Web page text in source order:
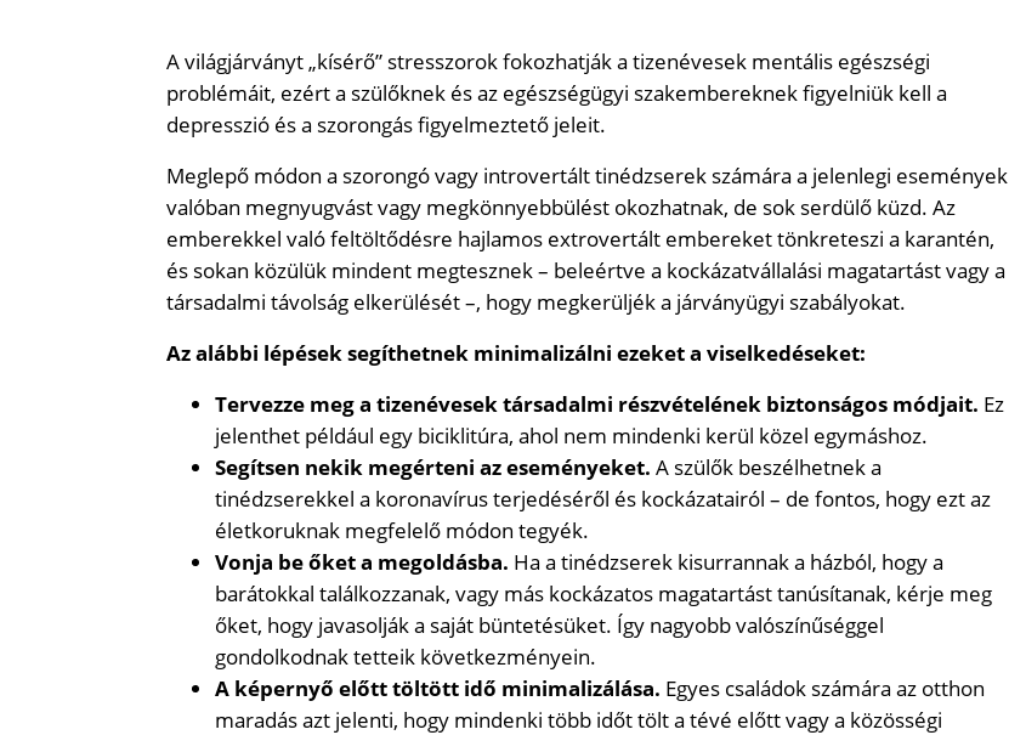
A világjárványt „kísérő” stresszorok fokozhatják a tizenévesek mentális egészségi
problémáit, ezért a szülőknek és az egészségügyi szakembereknek figyelniük kell a
depresszió és a szorongás figyelmeztető jeleit.
Meglepő módon a szorongó vagy introvertált tinédzserek számára a jelenlegi események
valóban megnyugvást vagy megkönnyebbülést okozhatnak, de sok serdülő küzd. Az
emberekkel való feltöltődésre hajlamos extrovertált embereket tönkreteszi a karantén,
és sokan közülük mindent megtesznek – beleértve a kockázatvállalási magatartást vagy a
társadalmi távolság elkerülését –, hogy megkerüljék a járványügyi szabályokat.
Az alábbi lépések segíthetnek minimalizálni ezeket a viselkedéseket:
Tervezze meg a tizenévesek társadalmi részvételének biztonságos módjait. Ez
jelenthet például egy biciklitúra, ahol nem mindenki kerül közel egymáshoz.
Segítsen nekik megérteni az eseményeket. A szülők beszélhetnek a
tinédzserekkel a koronavírus terjedéséről és kockázatairól – de fontos, hogy ezt az
életkoruknak megfelelő módon tegyék.
Vonja be őket a megoldásba. Ha a tinédzserek kisurrannak a házból, hogy a
barátokkal találkozzanak, vagy más kockázatos magatartást tanúsítanak, kérje meg
őket, hogy javasolják a saját büntetésüket. Így nagyobb valószínűséggel
gondolkodnak tetteik következményein.
A képernyő előtt töltött idő minimalizálása. Egyes családok számára az otthon
maradás azt jelenti, hogy mindenki több időt tölt a tévé előtt vagy a közösségi